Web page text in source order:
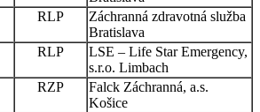
RLP
Záchranná zdravotná služba
Bratislava
RLP
LSE – Life Star Emergency,
s.r.o. Limbach
RZP
Falck Záchranná, a.s.
Košice